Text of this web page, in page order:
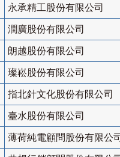
永承精工股份有限公司
潤廣股份有限公司
朗越股份有限公司
璨崧股份有限公司
指北針文化股份有限公司
臺水股份有限公司
薄荷純電顧問股份有限公司